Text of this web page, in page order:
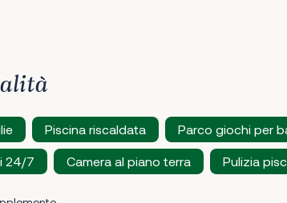
Piscina riscaldata Parco giochi per
24/7 Camera al piano terra Pulizia